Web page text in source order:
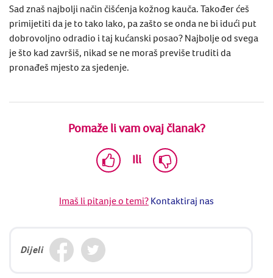
Sad znaš najbolji način čišćenja kožnog kauča. Također ćeš
primijetiti da je to tako lako, pa zašto se onda ne bi idući put
dobrovoljno odradio i taj kućanski posao? Najbolje od svega
je što kad završiš, nikad se ne moraš previše truditi da
pronađeš mjesto za sjedenje.
Pomaže li vam ovaj članak?
Ili
Imaš li pitanje o temi? Kontaktiraj nas
Dijeli